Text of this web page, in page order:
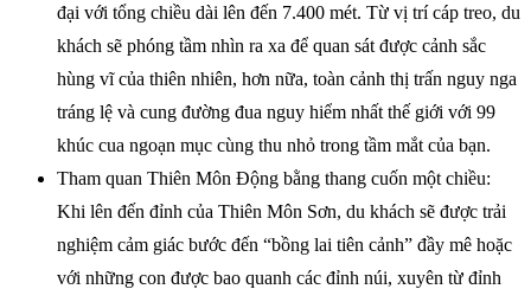
đại với tổng chiều dài lên đến 7.400 mét. Từ vị trí cáp treo, du
khách sẽ phóng tầm nhìn ra xa để quan sát được cảnh sắc
hùng vĩ của thiên nhiên, hơn nữa, toàn cảnh thị trấn nguy nga
tráng lệ và cung đường đua nguy hiểm nhất thế giới với 99
khúc cua ngoạn mục cùng thu nhỏ trong tầm mắt của bạn.
Tham quan Thiên Môn Động bằng thang cuốn một chiều:
Khi lên đến đỉnh của Thiên Môn Sơn, du khách sẽ được trải
nghiệm cảm giác bước đến “bồng lai tiên cảnh” đầy mê hoặc
với những con được bao quanh các đỉnh núi, xuyên từ đỉnh